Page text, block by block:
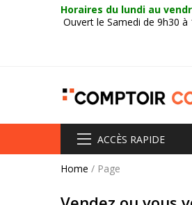
Horaires du lundi au
Ouvert le Samedi de 9h30
ACCÈS RAPIDE
Home / Page